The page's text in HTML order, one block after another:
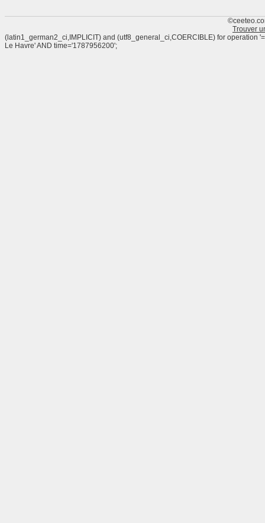
Trouver
(latin1_german2_ci,IMPLICIT) and (utf8_general_ci,COERCIBLE) for operation
Le Havre' AND time='1787956200';